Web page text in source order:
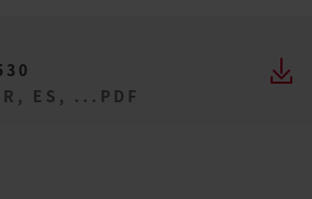
ES, ... PDF